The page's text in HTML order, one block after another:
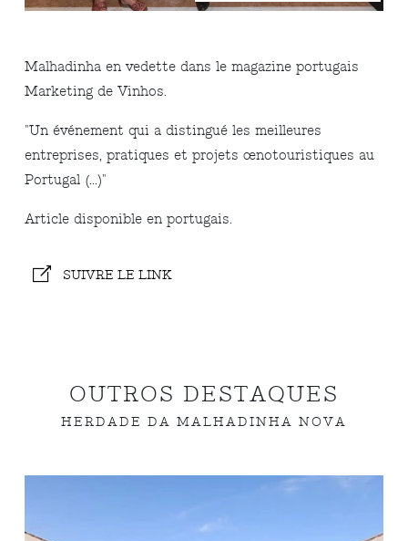
Malhadinha en vedette dans le magazine portugais
Marketing de Vinhos.
"Un événement qui a distingué les meilleures
entreprises, pratiques et projets œnotouristiques au
Portugal (...)"
Article disponible en portugais.
SUIVRE LE LINK
OUTROS DESTAQUES
HERDADE DA MALHADINHA NOVA